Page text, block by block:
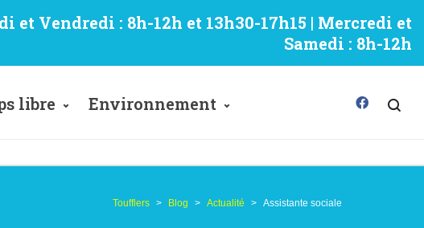
et Vendredi : 8h-12h et 13h30-17h15 | Mercredi et
Samedi : 8h-12h
libre Environnement
Toufflers > Blog > Actualité > Assistante sociale